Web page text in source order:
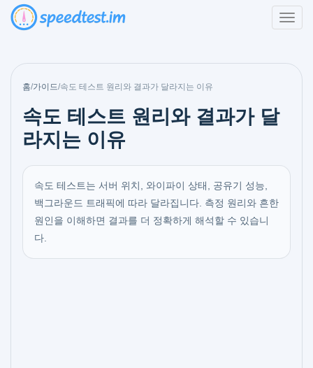
홈/가이드/속도 테스트 원리와 결과가 달라지는 이유
속도 테스트 원리와 결과가 달
라지는 이유
속도 테스트는 서버 위치, 와이파이 상태, 공유기 성능,
백그라운드 트래픽에 따라 달라집니다. 측정 원리와 흔한
원인을 이해하면 결과를 더 정확하게 해석할 수 있습니
다.